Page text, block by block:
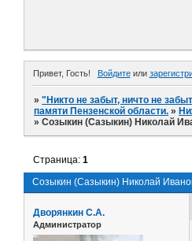
Привет, Гость! Войдитеили
»"Никто не забыт, ничто не
памяти Пензенской области. »
»Созыкин (Сазыкин) Николай
Созыкин (Сазыкин) Николай
Страница:1
Дворянкин С.А.
Администратор